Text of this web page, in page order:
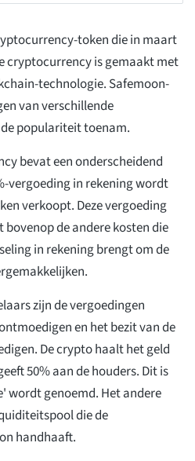
token die in maart
cryptocurrency is gemaakt met
technologie. Safemoon-
van verschillende
populariteit toenam.
bevat een onderscheidend
vergoeding in rekening wordt
verkoopt. Deze vergoeding
de andere kosten die
in rekening brengt om de
zijn de vergoedingen
en het bezit van de
De crypto haalt het geld
50% aan de houders. Dit is
wordt genoemd. Het andere
die de
handhaaft.